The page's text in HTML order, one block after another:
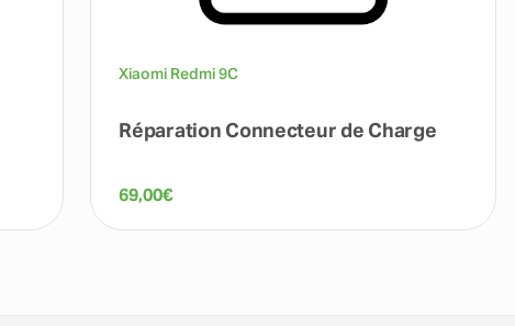
Xiaomi Redmi 9C
Réparation Connecteur de Charge
69,00€